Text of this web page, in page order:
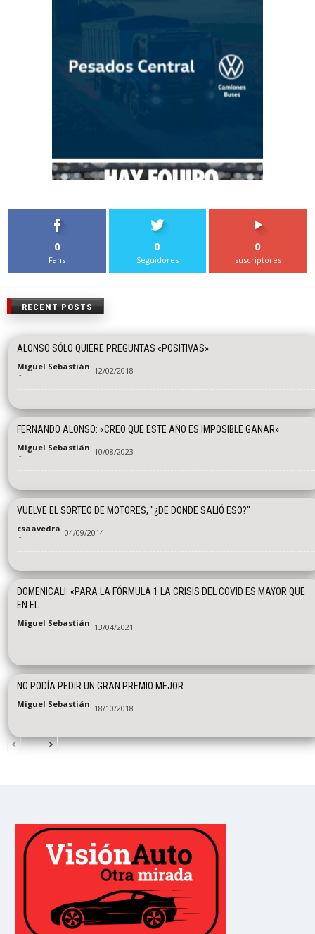
0
Fans
0
Seguidores
0
suscriptores
RECENT POSTS
ALONSO SÓLO QUIERE PREGUNTAS «POSITIVAS»
Miguel Sebastián
- 12/02/2018
FERNANDO ALONSO: «CREO QUE ESTE AÑO ES IMPOSIBLE GANAR»
Miguel Sebastián
- 10/08/2023
VUELVE EL SORTEO DE MOTORES, "¿DE DONDE SALIÓ ESO?"
csaavedra
- 04/09/2014
DOMENICALI: «PARA LA FÓRMULA 1 LA CRISIS DEL COVID ES MAYOR QUE
EN EL...
Miguel Sebastián
- 13/04/2021
NO PODÍA PEDIR UN GRAN PREMIO MEJOR
Miguel Sebastián
- 18/10/2018